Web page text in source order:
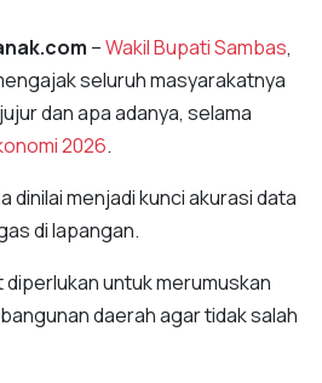
–Wakil Bupati Sambas,
seluruh masyarakatnya
dan apa adanya, selama
2026.
dinilai menjadi kunci akurasi data
di lapangan.
untuk merumuskan
daerah agar tidak salah